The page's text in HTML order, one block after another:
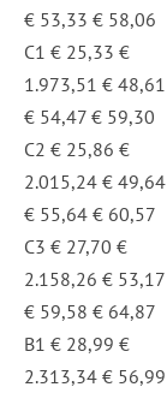
€ 53,33 € 58,06
C1 € 25,33 €
1.973,51 € 48,61
€ 54,47 € 59,30
C2 € 25,86 €
2.015,24 € 49,64
€ 55,64 € 60,57
C3 € 27,70 €
2.158,26 € 53,17
€ 59,58 € 64,87
B1 € 28,99 €
2.313,34 € 56,99